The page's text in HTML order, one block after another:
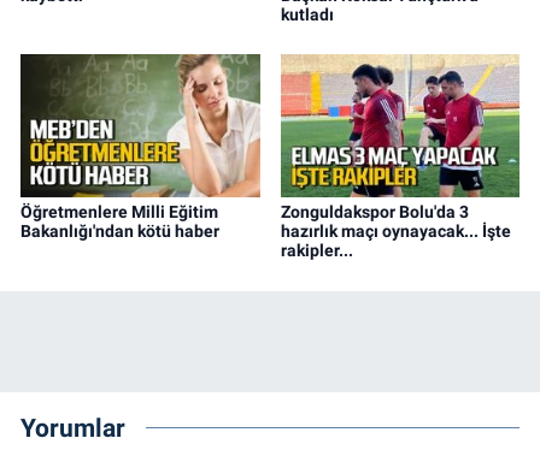
kutladı
Öğretmenlere Milli Eğitim
Bakanlığı'ndan kötü haber
Zonguldakspor Bolu'da 3
hazırlık maçı oynayacak... İşte
rakipler...
Yorumlar